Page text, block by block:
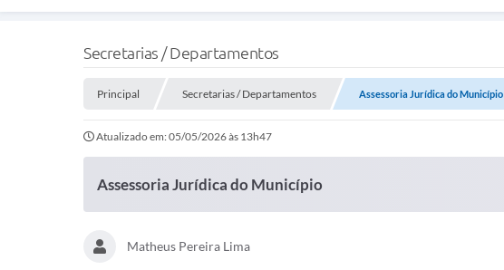
Secretarias / Departamentos
Principal Secretarias / Departamentos Assessoria Jurídica do Município
Atualizado em: 05/05/2026 às 13h47
Assessoria Jurídica do Município
Matheus Pereira Lima